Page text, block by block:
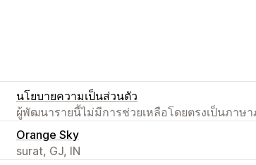
นโยบายความเป็นส่วนตัว
ผู้พัฒนารายนี้ไม่มีการช่วยเหลือโดยตรงเป็นภาษ
Orange Sky
surat, GJ, IN